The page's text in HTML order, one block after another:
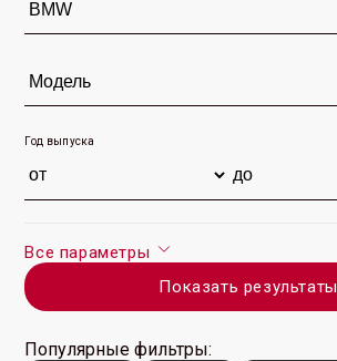
Год выпуска
Все параметры
Показать результаты
Популярные фильтры: